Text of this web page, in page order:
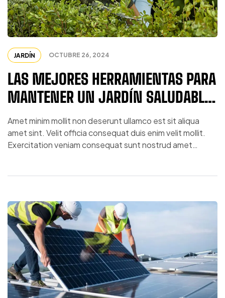
JARDÍN OCTUBRE 26, 2024
LAS MEJORES HERRAMIENTAS PARA
MANTENER UN JARDÍN SALUDABLE
TODO EL AÑO
Amet minim mollit non deserunt ullamco est sit aliqua
amet sint. Velit officia consequat duis enim velit mollit.
Exercitation veniam consequat sunt nostrud amet…